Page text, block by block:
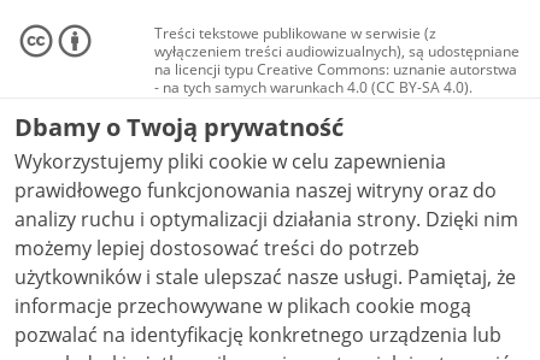
Treści tekstowe publikowane w serwisie (z
wyłączeniem treści audiowizualnych), są udostępniane
na licencji typu Creative Commons: uznanie autorstwa
- na tych samych warunkach 4.0 (CC BY-SA 4.0).
Materiały audiowizualne, w tym zdjęcia, materiały
audio i wideo, są udostępniane na licencji typu
Creative Commons: uznanie autorstwa użycie
niekomercyjne - bez utworów zależnych 4.0 (CC BY-
NC-ND 4.0), o ile nie jest to stwierdzone inaczej.
Dbamy o Twoją prywatność
Wykorzystujemy pliki cookie w celu zapewnienia
prawidłowego funkcjonowania naszej witryny oraz do
analizy ruchu i optymalizacji działania strony. Dzięki nim
możemy lepiej dostosować treści do potrzeb
użytkowników i stale ulepszać nasze usługi. Pamiętaj, że
informacje przechowywane w plikach cookie mogą
pozwalać na identyfikację konkretnego urządzenia lub